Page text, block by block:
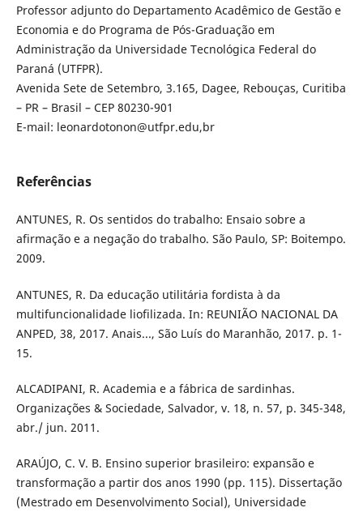
Professor adjunto do Departamento Acadêmico de Gestão e
Economia e do Programa de Pós-Graduação em
Administração da Universidade Tecnológica Federal do
Paraná (UTFPR).
Avenida Sete de Setembro, 3.165, Dagee, Rebouças, Curitiba
– PR – Brasil – CEP 80230-901
E-mail: leonardotonon@utfpr.edu,br
Referências
ANTUNES, R. Os sentidos do trabalho: Ensaio sobre a
afirmação e a negação do trabalho. São Paulo, SP: Boitempo.
2009.
ANTUNES, R. Da educação utilitária fordista à da
multifuncionalidade liofilizada. In: REUNIÃO NACIONAL DA
ANPED, 38, 2017. Anais..., São Luís do Maranhão, 2017. p. 1-
15.
ALCADIPANI, R. Academia e a fábrica de sardinhas.
Organizações & Sociedade, Salvador, v. 18, n. 57, p. 345-348,
abr./ jun. 2011.
ARAÚJO, C. V. B. Ensino superior brasileiro: expansão e
transformação a partir dos anos 1990 (pp. 115). Dissertação
(Mestrado em Desenvolvimento Social), Universidade